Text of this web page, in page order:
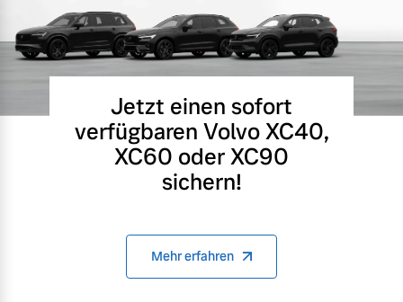
Jetzt einen sofort
verfügbaren Volvo XC40,
XC60 oder XC90
sichern!
Mehr erfahren